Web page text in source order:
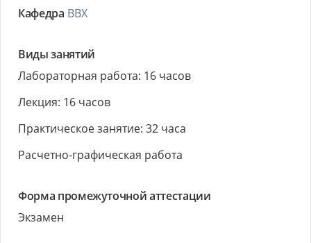
Кафедра ВВХ
Виды занятий
Лабораторная работа: 16 часов
Лекция: 16 часов
Практическое занятие: 32 часа
Расчетно-графическая работа
Форма промежуточной аттестации
Экзамен